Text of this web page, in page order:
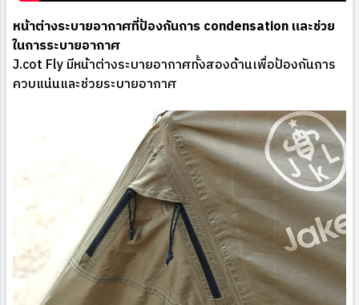
หน้าต่างระบายอากาศที่ป้องกันการ condensation และช่วย
ในการระบายอากาศ
J.cot Fly มีหน้าต่างระบายอากาศทั้งสองด้านเพื่อป้องกันการ
ควบแน่นและช่วยระบายอากาศ